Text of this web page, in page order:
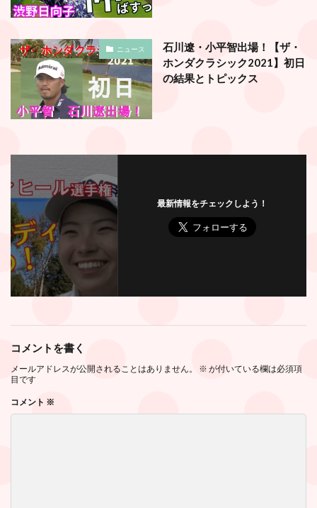
ニュース
石川遼・小平智出場！【ザ・
ホンダクラシック2021】初日
の結果とトピックス
最新情報をチェックしよう！
コメントを書く
メールアドレスが公開されることはありません。 ※ が付いている欄は必須項
目です
コメント ※